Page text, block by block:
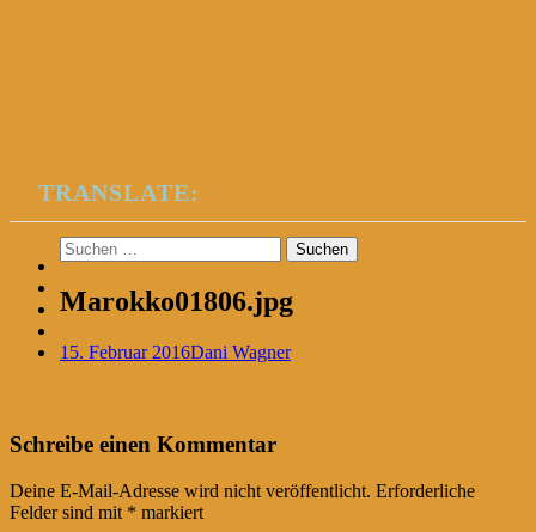
TRANSLATE:
Suchen
nach:
Marokko01806.jpg
15. Februar 2016Dani Wagner
Post
navigation
←
Schreibe einen Kommentar
Deine E-Mail-Adresse wird nicht veröffentlicht. Erforderliche
Felder sind mit * markiert